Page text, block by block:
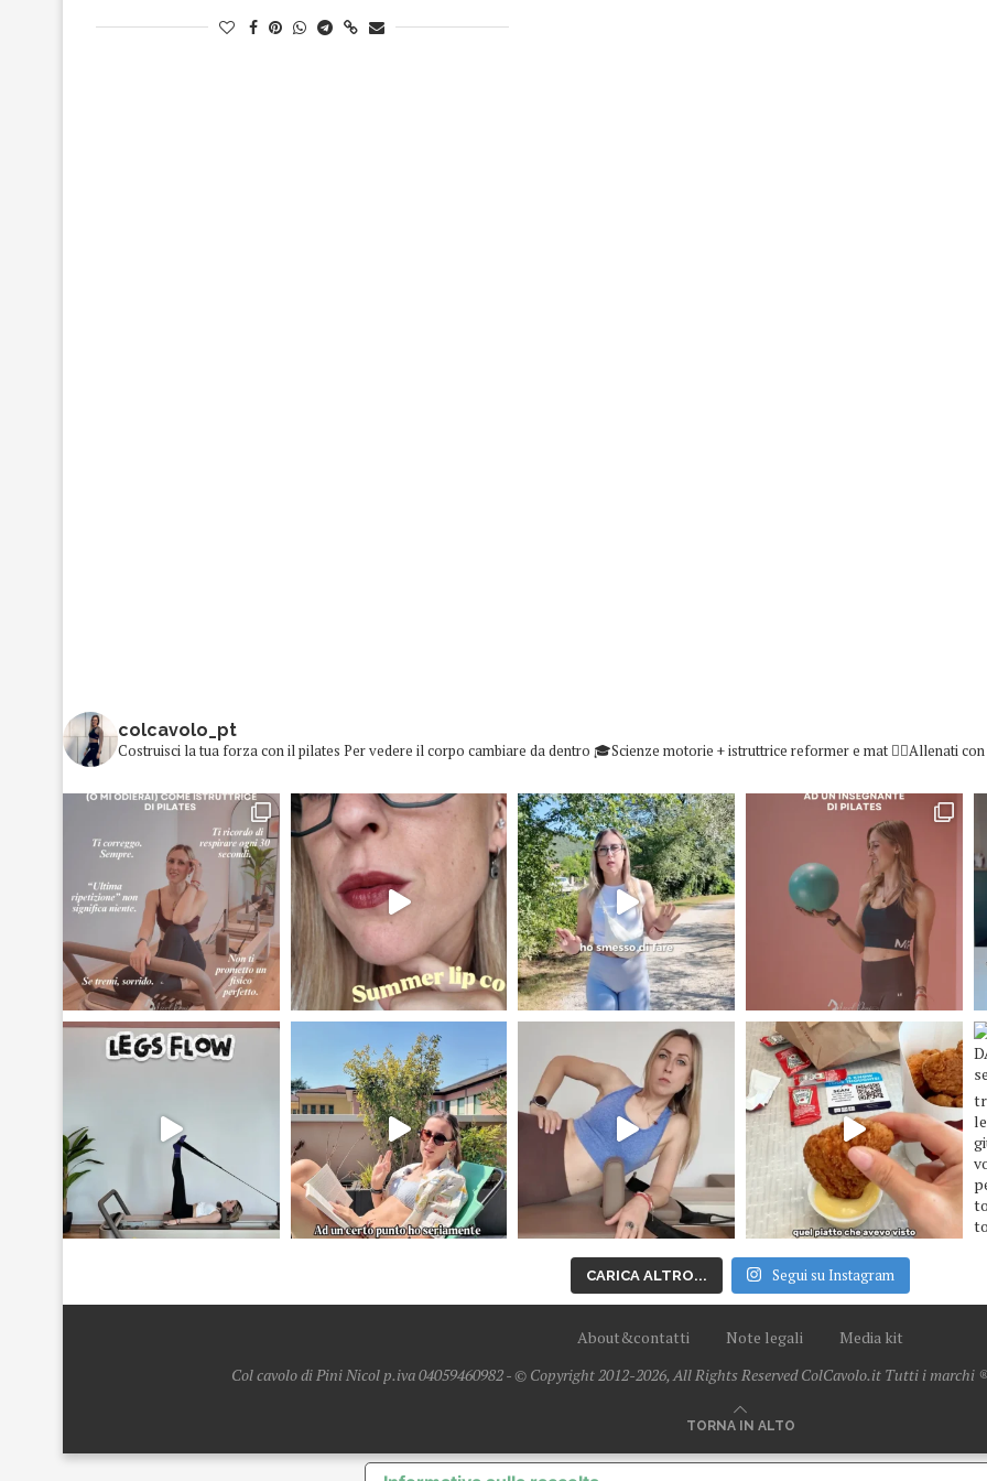
colcavolo_pt
Costruisci la tua forza con il pilates Per vedere il corpo cambiare da dentro 🎓Scienze motorie + istruttrice reformer e mat 👇🏻Allenati
CARICA ALTRO... Segui su Instagram
About&contatti Note legali
Media kit
Col cavolo di Pini Nicol p.iva 04059460982 - © Copyright 2012-2026, All Rights Reserved ColCavolo.it Tutti i
TORNA IN ALTO